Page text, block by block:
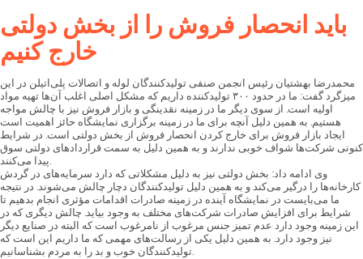
باید انحصار فروش را از بخش دولتی
خارج کنیم
محمدرضا بهشتیان رئیس انجمن صنفی تولیدکنندگان لوله و اتصالات پلی‌اتیلن در این
میزگرد گفت: ما در حدود ۳۰۰ تولیدکننده داریم که مشکل اصلی اغلب آن‌ها تهیه مواد
اولیه است. از سوی دیگر ما در زمینه نقدینگی و بازار فروش نیز با چالش مواجه
هستیم. به همین دلیل آنچه برای ما در زمینه برگزاری نمایشگاه حائز اهمیت است
ایجاد بازار فروش برای خارج کردن انحصار فروش از بخش دولتی است. در شرایط
کنونی شرکت‌ها شواف خوبی ندارند و به همین دلیل به سمت قراردادهای دولتی سوق
پیدا می‌کنند.
وی ادامه داد: بخش دولتی نیز به دلیل مشکلاتی که دارد سرمایه‌های در گردش
کارخانه‌ها را درگیر می‌کند و به همین دلیل تولیدکنندگان دچار چالش می‌شوند. در نتیجه
ما می‌بایست در نمایشگاه آینده در زمینه صادرات اقدامات مؤثری انجام بدهیم تا
شرایط برای افزایش صادرات شرکت‌های مختلف به وجود بیاید. چالش دیگری که در
این زمینه وجود دارد عدم تمیز جنس مرغوب از نامرغوب است که البته در صنایع دیگر
نیز وجود دارد. به همین دلیل یکی از رسالت‌های مهمی که ما داریم این است که
تولیدکنندگان خوب و بد را به مردم بشناسانیم.